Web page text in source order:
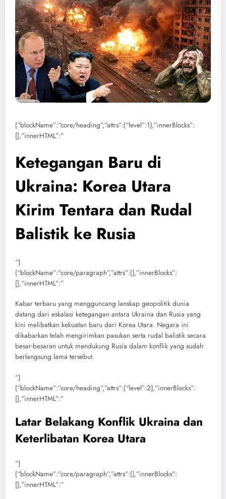
{“blockName”:”core/heading”,”attrs”:{“level”:1},”innerBlocks”:
[],”innerHTML”:”
Ketegangan Baru di
Ukraina: Korea Utara
Kirim Tentara dan Rudal
Balistik ke Rusia
“}
{“blockName”:”core/paragraph”,”attrs”:{},”innerBlocks”:
[],”innerHTML”:”
Kabar terbaru yang mengguncang lanskap geopolitik dunia
datang dari eskalasi ketegangan antara Ukraina dan Rusia yang
kini melibatkan kekuatan baru dari Korea Utara. Negara ini
dikabarkan telah mengirimkan pasukan serta rudal balistik secara
besar-besaran untuk mendukung Rusia dalam konflik yang sudah
berlangsung lama tersebut.
“}
{“blockName”:”core/heading”,”attrs”:{“level”:2},”innerBlocks”:
[],”innerHTML”:”
Latar Belakang Konflik Ukraina dan
Keterlibatan Korea Utara
“}
{“blockName”:”core/paragraph”,”attrs”:{},”innerBlocks”:
[],”innerHTML”:”